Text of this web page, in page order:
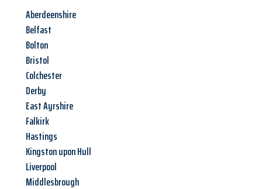
Aberdeenshire
Belfast
Bolton
Bristol
Colchester
Derby
East Ayrshire
Falkirk
Hastings
Kingston upon Hull
Liverpool
Middlesbrough